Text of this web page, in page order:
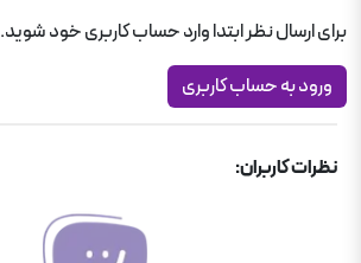
برای ارسال نظر ابتدا وارد حساب کاربری خود شوید.
ورود به حساب کاربری
نظرات کاربران: